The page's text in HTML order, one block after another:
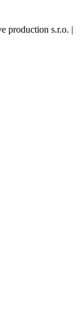
production s.r.o. |